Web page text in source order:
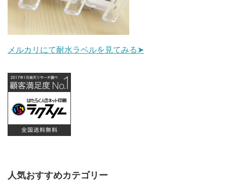
メルカリにて耐水ラベルを見てみる➤
人気おすすめカテゴリー